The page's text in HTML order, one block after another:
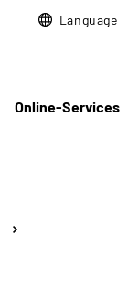
Language
Online-Services